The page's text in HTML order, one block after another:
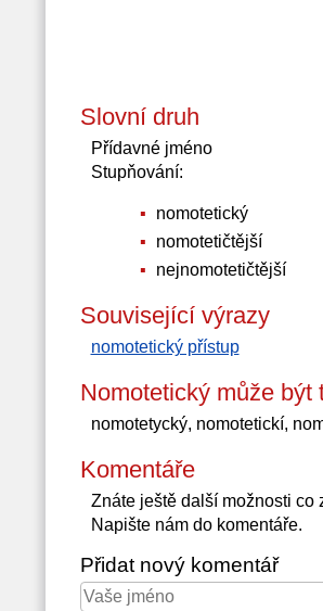
Slovní druh
Přídavné jméno
Stupňování:
nomotetický
nomotetičtější
nejnomotetičtější
Související výrazy
nomotetický přístup
Nomotetický může být
nomotetycký, nomotetickí,
Komentáře
Znáte ještě další možnosti co
Napište nám do komentáře.
Přidat nový komentář